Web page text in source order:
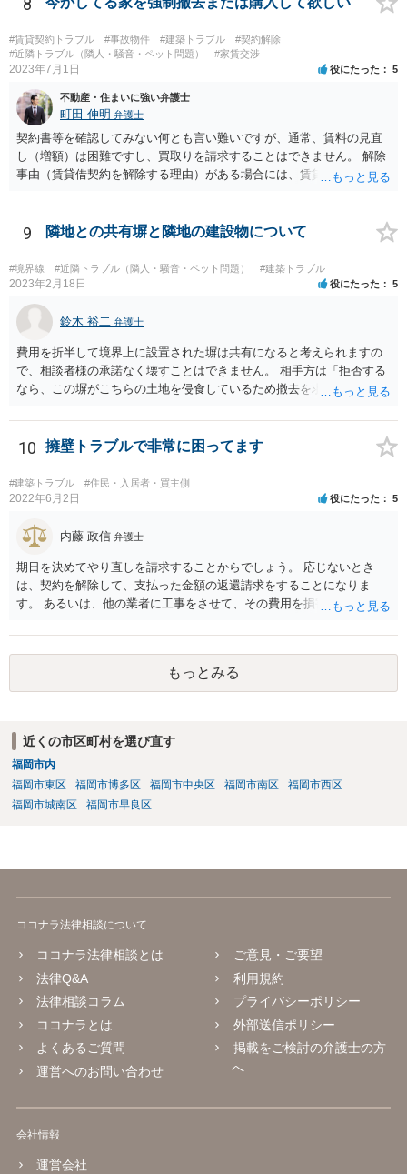
#賃貸契約トラブル #事故物件 #建築トラブル
#契約解除
#近隣トラブル（隣人・騒音・ペット問題）
#家賃交渉
2023年7月1日 役にたった 5
不動産・住まいに強い弁護士
町田 伸明 弁護士
契約書等を確認してみない何とも言い難いですが、通常、賃料の見直
し（増額）は困難ですし、買取りを請求することはできません。 解除
事由（賃貸借契約を解除する理由）がある場合には、賃貸借契約を解
めることができる状況であれば、事実上、賃料の見直し（増額）や買
取りの交渉をすることもあり得るでしょう。 反対に、明け渡しを求め
ることが難しいのであれば、賃料の見直し（増額）や買取りの交渉も
困難とならざるを得ないでしょう。 いずれにしても、（強制的な）明
け渡しなどの請求もお考えなのであれば、現況や契約書等の確認が不
可欠ですから、資料等一式を持参して弁護士にご相談された方がよい
かと思います。
9 隣地との共有塀と隣地の建設物について
#境界線 #近隣トラブル（隣人・騒音・ペット問題） #建築トラブル
2023年2月18日 役にたった 5
鈴木 裕二 弁護士
費用を折半して境界上に設置された塀は共有になると考えられますの
で、相談者様の承諾なく壊すことはできません。 相手方は「拒否する
なら、この塀がこちらの土地を侵食しているため撤去を求める手続き
ているわけですから、相談者様の同意なく塀の撤去を求めることは法
的には難しいように思われます。 また、「隣地（相談者様）の許可」
というのが何の許可を示しているのか判然としませんが、一般に、高
層建築物の建築確認を得る際は、近隣住民と協議してその建築に関し
同意を得るよう行政指導が行われておりますので、（推測になってし
たのかもしれません。 近隣住民の同意は必須の要件ではないため、直
ちに建築確認自体が取り消されるわけではございませんが、虚偽の申
請を行ったことについて申請者の責任を追及する余地はあろうかと存
じます。 お話をお聞きする限り、相手方のやり口は非常に強引かつ高
圧的で、相談者様が恐怖を感じるのは無理もないことかと思います。
取った」ということについて説明を求める旨を記載した通知書を送り
士に任せることができ、相手方と話さなければならないという精神的
なご負担をなくすこともできます。 相手方に恐怖を感じ、ご自身で話
し合いを行うことができそうにないようでしたら、一度弁護士に依頼
することをご検討いただくのがよろしいかもしれません。 ご参考にな
れば幸いです。
10 擁壁トラブルで非常に困ってます
#建築トラブル #住民・入居者・買主側
2022年6月2日 役にたった 5
内藤 政信 弁護士
期日を決めてやり直しを請求することからでしょう。 応じないとき
は、契約を解除して、支払った金額の返還請求をすることになりま
す。 あるいは、他の業者に工事をさせて、その費用を損害として請求
もっとみる
近くの市区町村を選び直す
福岡市内
福岡市東区
福岡市博多区 福岡市中央区 福岡市南区
福岡市西区
福岡市城南区
福岡市早良区
ココナラ法律相談について
ココナラ法律相談とは
法律Q&A
法律相談コラム
ココナラとは
よくあるご質問
運営へのお問い合わせ
ご意見・ご要望
利用規約
プライバシーポリシー
外部送信ポリシー
掲載をご検討の弁護士の方
へ
会社情報
運営会社